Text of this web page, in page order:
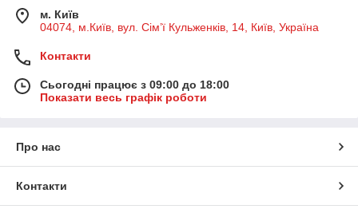
м. Київ
04074, м.Київ, вул. Сім’ї Кульженків, 14, Київ, Україна
Контакти
Сьогодні працює з 09:00 до 18:00
Показати весь графік роботи
Про нас
Контакти